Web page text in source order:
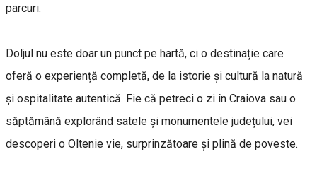
parcuri.
Doljul nu este doar un punct pe hartă, ci o destinație care
oferă o experiență completă, de la istorie și cultură la natură
și ospitalitate autentică. Fie că petreci o zi în Craiova sau o
săptămână explorând satele și monumentele județului, vei
descoperi o Oltenie vie, surprinzătoare și plină de poveste.